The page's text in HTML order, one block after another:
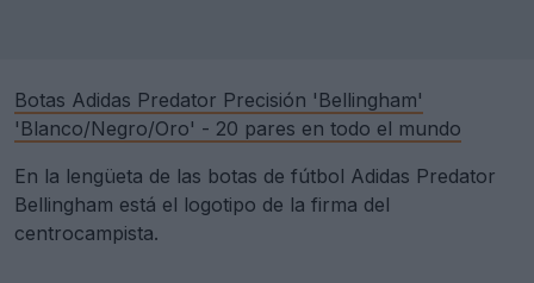
Botas Adidas Predator Precisión 'Bellingham'
'Blanco/Negro/Oro' - 20 pares en todo el mundo
En la lengüeta de las botas de fútbol Adidas Predator
Bellingham está el logotipo de la firma del
centrocampista.